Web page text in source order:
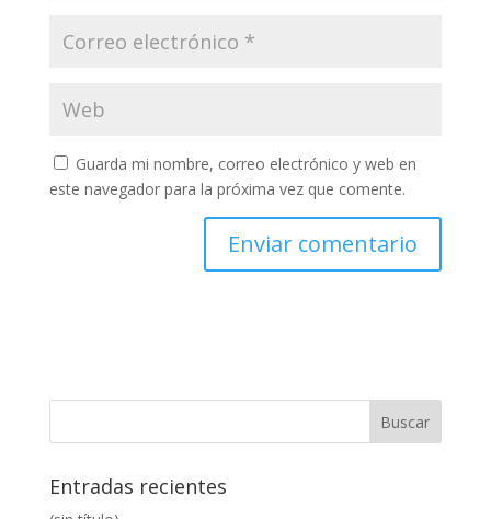
Guarda mi nombre, correo electrónico y web en
este navegador para la próxima vez que comente.
Entradas recientes